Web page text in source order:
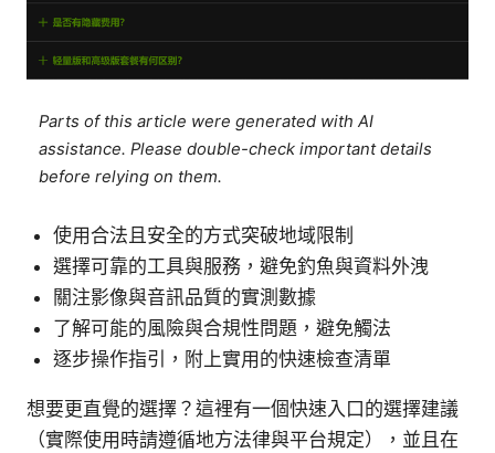
Parts of this article were generated with AI
assistance. Please double-check important details
before relying on them.
使用合法且安全的方式突破地域限制
選擇可靠的工具與服務，避免釣魚與資料外洩
關注影像與音訊品質的實測數據
了解可能的風險與合規性問題，避免觸法
逐步操作指引，附上實用的快速檢查清單
想要更直覺的選擇？這裡有一個快速入口的選擇建議
（實際使用時請遵循地方法律與平台規定），並且在